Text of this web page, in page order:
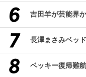
吉田羊が芸能界
長澤まさみベッ
ベッキー復帰難